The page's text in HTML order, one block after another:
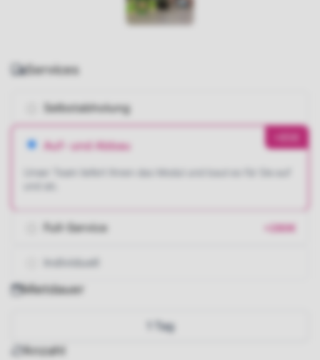
Services
Selbstabholung
Auf- und Abbau
Unser Team liefert Ihnen das Modul und baut es für Sie auf
Full-Service +280€
Individuell
Mietdauer
1 Tag
Anzahl